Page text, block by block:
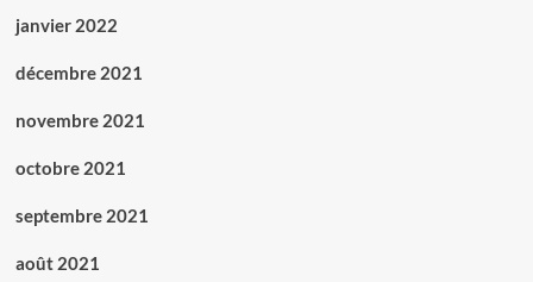
janvier 2022
décembre 2021
novembre 2021
octobre 2021
septembre 2021
août 2021